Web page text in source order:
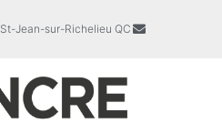
St-Jean-sur-Richelieu QC